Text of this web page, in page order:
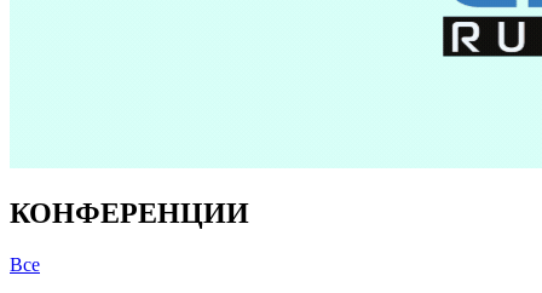
КОНФЕРЕНЦИИ
Все